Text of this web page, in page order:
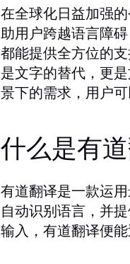
在全球化日益加强
助用户跨越语言障
都能提供全方位的
是文字的替代，更
景下的需求，用户
什么是有
有道翻译是一款运
自动识别语言，并
输入，有道翻译便